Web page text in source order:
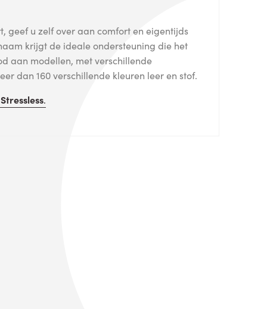
geef u zelf over aan comfort en eigentijds
krijgt de ideale ondersteuning die het
aan modellen, met verschillende
dan 160 verschillende kleuren leer en stof.
Stressless.